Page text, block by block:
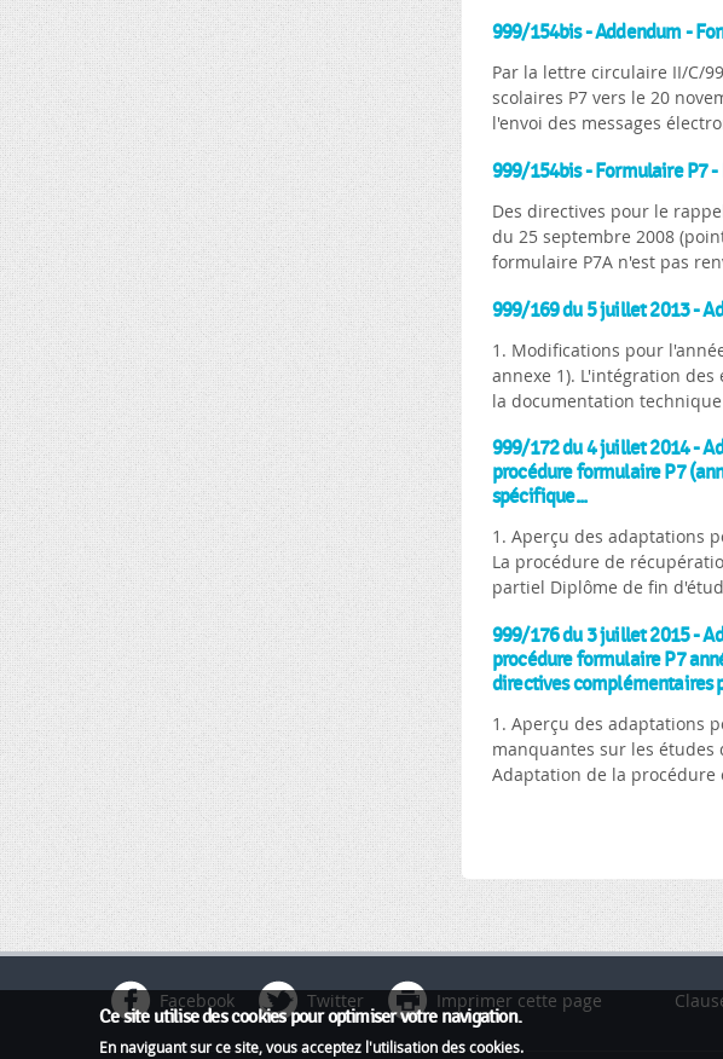
999/154bis - Addendum -
Par la lettre circulaire II/C/
scolaires P7 vers le 20
l'envoi des messages
999/154bis - Formulaire P7
Des directives pour le
du 25 septembre 2008
formulaire P7A n'est pas
999/169 du 5 juillet 2013 -
1. Modifications pour
annexe 1). L'intégration
la documentation
999/172 du 4 juillet 2014 -
procédure formulaire P7
spécifique...
1. Aperçu des adaptations
La procédure de
partiel Diplôme de fin
999/176 du 3 juillet 2015 -
procédure formulaire P7
directives complémentaires
1. Aperçu des adaptations
manquantes sur les
Adaptation de la procédure
Facebook Twitter Imprimer cette page
Ce site utilise des cookies pour optimiser votre navigation.
En naviguant sur ce site, vous acceptez l'utilisation des cookies.